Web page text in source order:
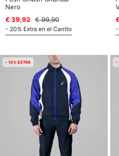
Nero
€ 39,92
€ 99,90
- 20% Extra en el Carrito -
- 10% EXTRA -